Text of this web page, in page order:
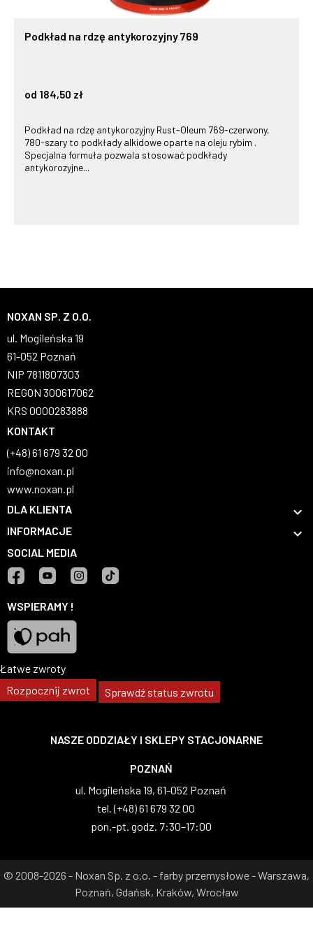
Podkład na rdzę antykorozyjny 769
od 184,50 zł
Podkład na rdzę antykorozyjny Rust-Oleum 769-czerwony,
780-szary to podkłady alkidowe oparte na oleju rybim .
Specjalna formuła pozwala stosować podkłady
antykorozyjne...
NOXAN SP. Z O.O.
ul. Mogileńska 19
61-052 Poznań
NIP 7811807303
REGON 300617062
KRS 0000283888
KONTAKT
(+48) 61 679 32 00
info@noxan.pl
www.noxan.pl
DLA KLIENTA

INFORMACJE 
SOCIAL MEDIA
WSPIERAMY !
Pah
Łatwe zwroty
Rozpocznij zwrot
Sprawdź status zwrotu
NASZE ODDZIAŁY I SKLEPY STACJONARNE
WARSZAWA
al. Wilanowska 83, 02-765 Warszawa
tel. (+48) 22 629 07 69
pon.-pt. godz. 8:00–17:00
© 2008-2026 - Noxan Sp. z o.o. - farby przemysłowe - Warszawa,
Poznań, Gdańsk, Kraków, Wrocław